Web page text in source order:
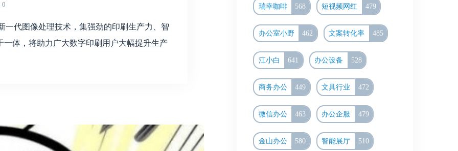
0
一代图像处理技术，集强劲的印刷生产力、智
体，将助力广大数字印刷用户大幅提升生产
瑞幸咖啡 568 短视频网红 479
办公室小野 462 文案转化率 485
江小白 641 办公设备 528
商务办公 449 文具行业 472
微信办公 463 办公企服 479
金山办公 580 智能展厅 510